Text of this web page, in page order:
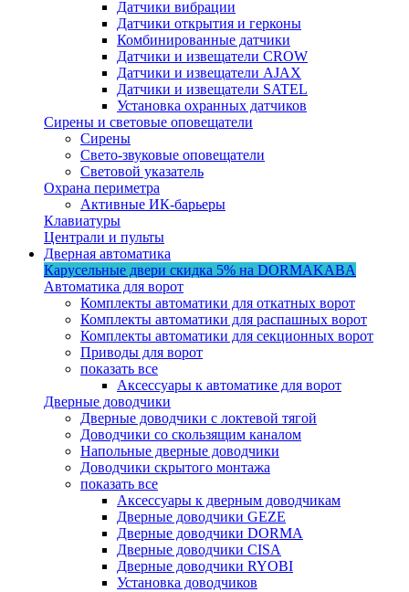
Датчики вибрации
Датчики открытия и герконы
Комбинированные датчики
Датчики и извещатели CROW
Датчики и извещатели AJAX
Датчики и извещатели SATEL
Установка охранных датчиков
Сирены и световые оповещатели
Сирены
Свето-звуковые оповещатели
Световой указатель
Охрана периметра
Активные ИК-барьеры
Клавиатуры
Централи и пульты
Дверная автоматика
Карусельные двери скидка 5% на DORMAKABA
Автоматика для ворот
Комплекты автоматики для откатных ворот
Комплекты автоматики для распашных ворот
Комплекты автоматики для секционных ворот
Приводы для ворот
показать все
Аксессуары к автоматике для ворот
Дверные доводчики
Дверные доводчики с локтевой тягой
Доводчики со скользящим каналом
Напольные дверные доводчики
Доводчики скрытого монтажа
показать все
Аксессуары к дверным доводчикам
Дверные доводчики GEZE
Дверные доводчики DORMA
Дверные доводчики CISA
Дверные доводчики RYOBI
Установка доводчиков